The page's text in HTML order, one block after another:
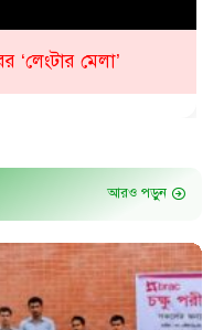
যা জানাল প্রশাসন
আরও পড়ুন